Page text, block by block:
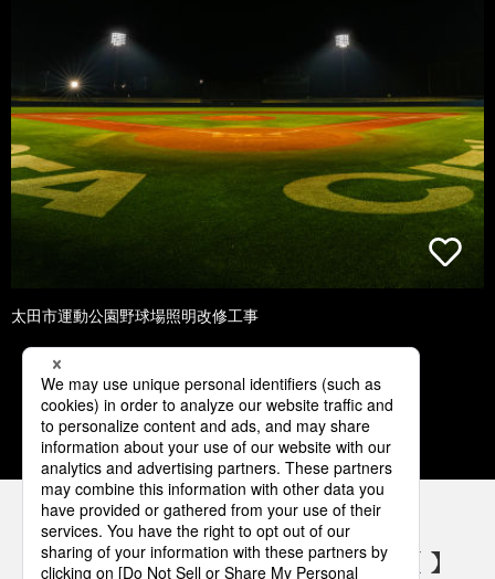
太田市運動公園野球場照明改修工事
1 2 3 4 5
パナソニックの電気設備 SNSアカウント